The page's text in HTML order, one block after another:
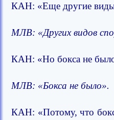
КАН: «Еще другие виды
МЛВ: «Других видов
КАН: «Но бокса не
МЛВ: «Бокса не было».
КАН: «Потому, что бокс